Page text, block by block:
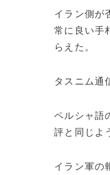
イラン側が
常に良い手
らえた。
タスニム通
ペルシャ語
評と同じよ
イラン軍の